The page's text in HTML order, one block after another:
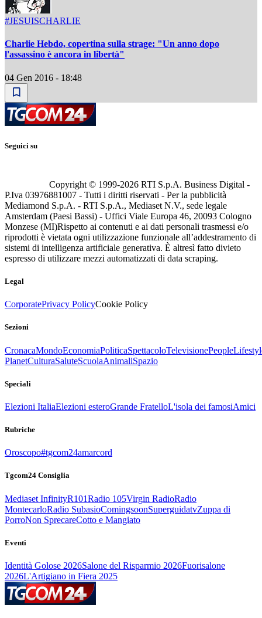
#JESUISCHARLIE
Charlie Hebdo, copertina sulla strage: "Un anno dopo
l'assassino è ancora in libertà"
04 Gen 2016 - 18:48
Seguici su
Copyright © 1999-2026 RTI S.p.A. Business Digital -
P.Iva 03976881007 - Tutti i diritti riservati - Per la pubblicità
Mediamond S.p.A. - RTI S.p.A., Mediaset N.V., sede legale
Amsterdam (Paesi Bassi) - Uffici Viale Europa 46, 20093 Cologno
Monzese (MI)Rispetto ai contenuti e ai dati personali trasmessi e/o
riprodotti è vietata ogni utilizzazione funzionale all’addestramento di
sistemi di intelligenza artificiale generativa. È altresì fatto divieto
espresso di utilizzare mezzi automatizzati di data scraping.
Legal
CorporatePrivacy PolicyCookie Policy
Sezioni
CronacaMondoEconomiaPoliticaSpettacoloTelevisionePeople
PlanetCulturaSaluteScuolaAnimaliSpazio
Speciali
Elezioni ItaliaElezioni esteroGrande FratelloL'isola dei famosiAmici
Rubriche
Oroscopo#tgcom24amarcord
Tgcom24 Consiglia
Mediaset InfinityR101Radio 105Virgin RadioRadio
MontecarloRadio SubasioComingsoonSuperguidatvZuppa di
PorroNon SprecareCotto e Mangiato
Eventi
Identità Golose 2026Salone del Risparmio 2026Fuorisalone
2026L'Artigiano in Fiera 2025